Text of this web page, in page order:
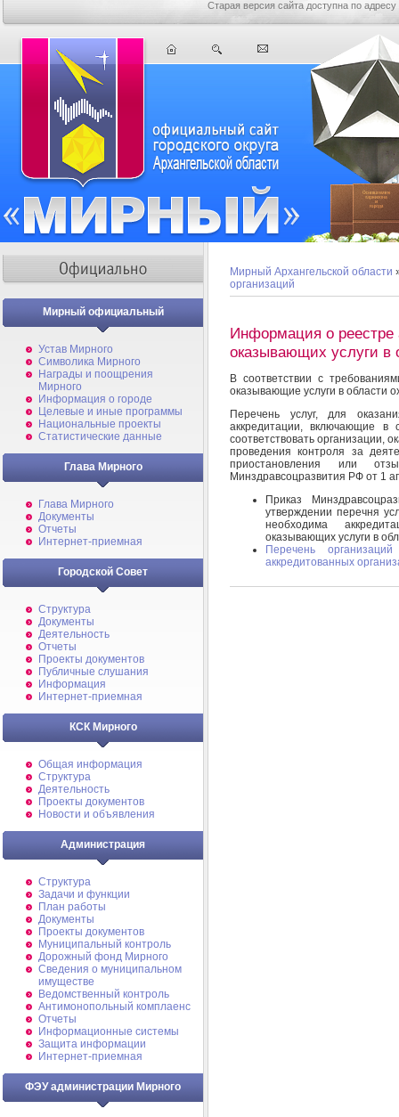
Старая версия сайта доступна по адресу
Мирный официальный
Устав Мирного
Символика Мирного
Награды и поощрения
Мирного
Информация о городе
Целевые и иные программы
Национальные проекты
Статистические данные
Глава Мирного
Глава Мирного
Документы
Отчеты
Интернет-приемная
Городской Совет
Структура
Документы
Деятельность
Отчеты
Проекты документов
Публичные слушания
Информация
Интернет-приемная
КСК Мирного
Общая информация
Структура
Деятельность
Проекты документов
Новости и объявления
Администрация
Структура
Задачи и функции
План работы
Документы
Проекты документов
Муниципальный контроль
Дорожный фонд Мирного
Cведения о муниципальном
имуществе
Ведомственный контроль
Антимонопольный комплаенс
Отчеты
Информационные системы
Защита информации
Интернет-приемная
ФЭУ администрации Мирного
Мирный Архангельской области
организаций
Информация о реестре
оказывающих услуги в
В соответствии с
оказывающие услуги в области
Перечень услуг, для
аккредитации, включающие в
соответствовать организации,
проведения контроля за
приостановления или
Минздравсоцразвития РФ от 1
Приказ
утверждении перечня
необходима
оказывающих услуги в
Перечень
аккредитованных